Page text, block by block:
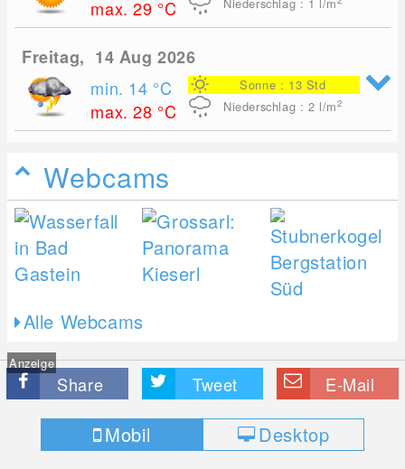
max. 29 °C
Freitag, 14 Aug 2026
min. 14 °C
max. 28 °C
Sonne : 13 Std
Niederschlag : 2 l/m2
Webcams
Alle Webcams
Anzeige
Share Tweet E-Mail
Mobil Desktop